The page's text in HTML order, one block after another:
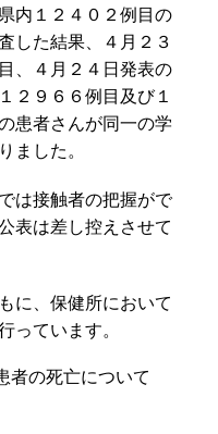
内１２４０２例目の
した結果、４月２３
、４月２４日発表の
２９６６例目及び１
患者さんが同一の学
ました。
は接触者の把握がで
表は差し控えさせて
に、保健所において
っています。
者の死亡について